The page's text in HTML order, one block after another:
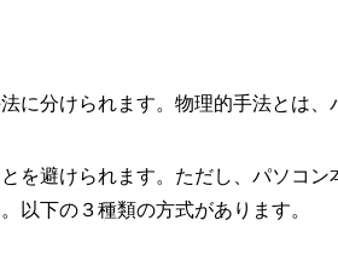
に分けられます。物理的手法とは
を避けられます。ただし、パソコ
以下の３種類の方式があります。